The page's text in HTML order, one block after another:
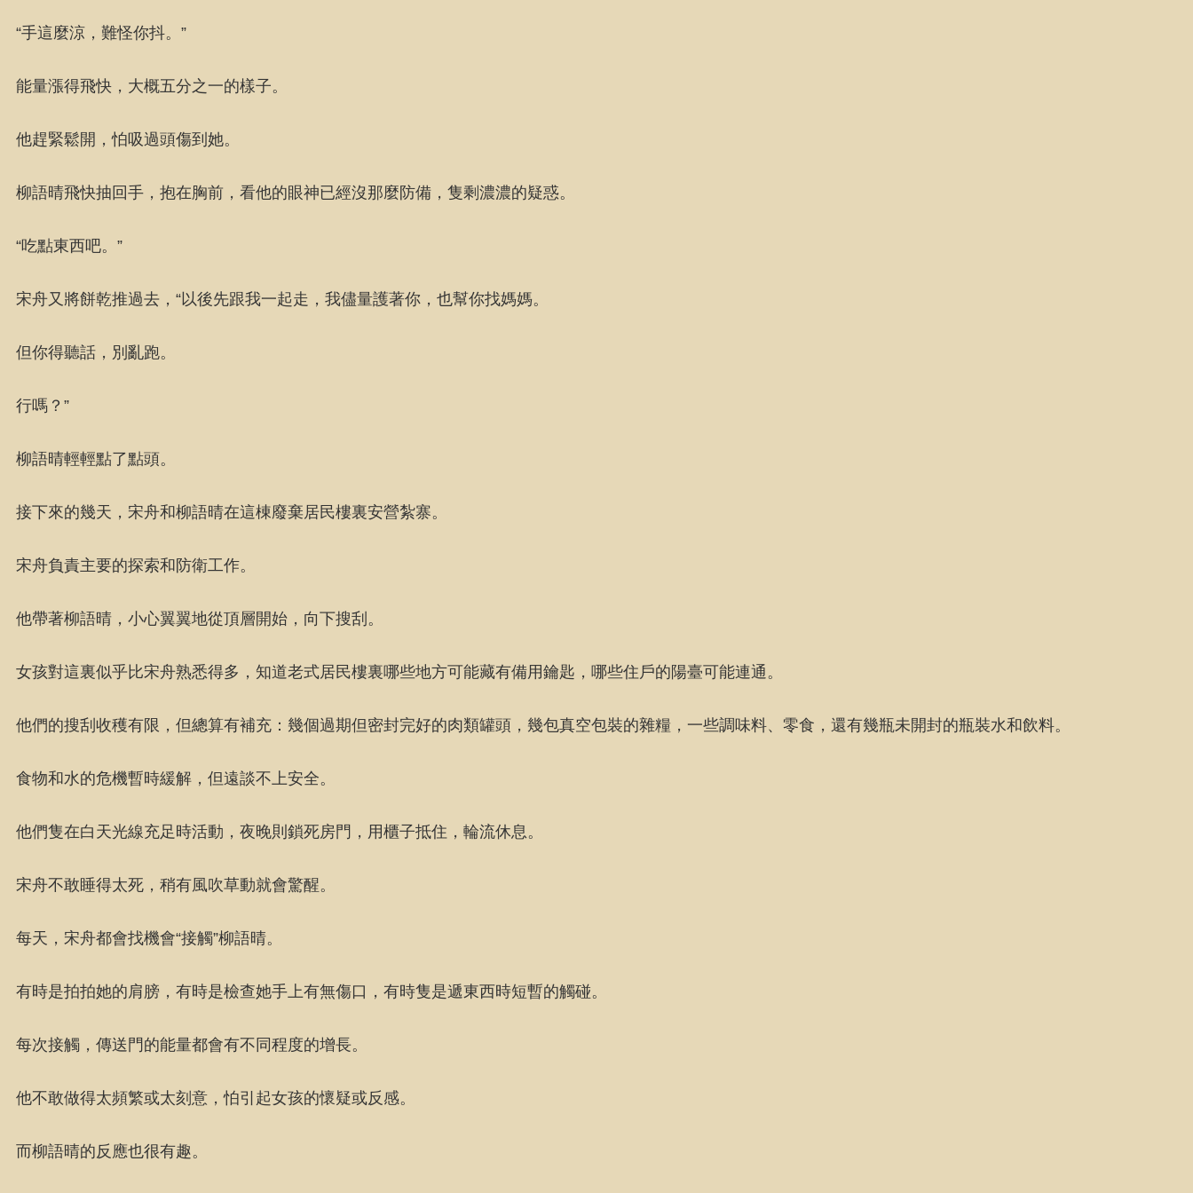
“手這麼涼，難怪你抖。”
能量漲得飛快，大概五分之一的樣子。
他趕緊鬆開，怕吸過頭傷到她。
柳語晴飛快抽回手，抱在胸前，看他的眼神已經沒那麼防備，隻剩濃濃的疑惑。
“吃點東西吧。”
宋舟又將餅乾推過去，“以後先跟我一起走，我儘量護著你，也幫你找媽媽。
但你得聽話，別亂跑。
行嗎？”
柳語晴輕輕點了點頭。
接下來的幾天，宋舟和柳語晴在這棟廢棄居民樓裏安營紮寨。
宋舟負責主要的探索和防衛工作。
他帶著柳語晴，小心翼翼地從頂層開始，向下搜刮。
女孩對這裏似乎比宋舟熟悉得多，知道老式居民樓裏哪些地方可能藏有備用鑰匙，哪些住戶的陽臺可能連通。
他們的搜刮收穫有限，但總算有補充：幾個過期但密封完好的肉類罐頭，幾包真空包裝的雜糧，一些調味料、零食，還有幾瓶未開封的瓶裝水和飲料。
食物和水的危機暫時緩解，但遠談不上安全。
他們隻在白天光線充足時活動，夜晚則鎖死房門，用櫃子抵住，輪流休息。
宋舟不敢睡得太死，稍有風吹草動就會驚醒。
每天，宋舟都會找機會“接觸”柳語晴。
有時是拍拍她的肩膀，有時是檢查她手上有無傷口，有時隻是遞東西時短暫的觸碰。
每次接觸，傳送門的能量都會有不同程度的增長。
他不敢做得太頻繁或太刻意，怕引起女孩的懷疑或反感。
而柳語晴的反應也很有趣。